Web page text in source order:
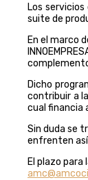
Los
suite de
En el marco
Dicho
contribuir a
cual financia
Sin duda se
enfrenten
El plazo